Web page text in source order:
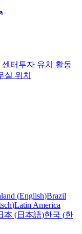
터 투자 유치 활동
실 위치
(English)Brazil
)Latin America
本 (日本語)한국 (한